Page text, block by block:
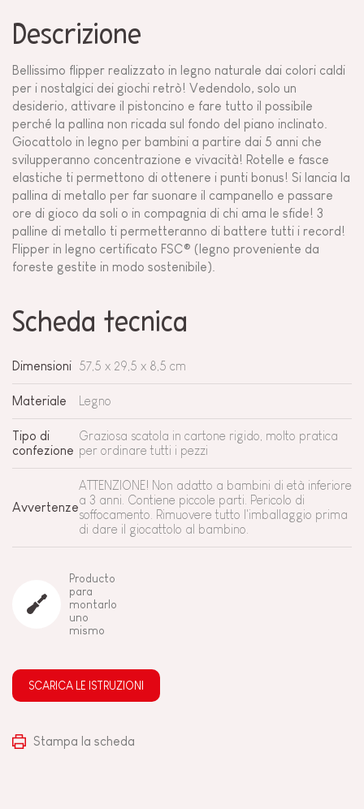
Descrizione
Bellissimo flipper realizzato in legno naturale dai colori caldi
per i nostalgici dei giochi retrò! Vedendolo, solo un
desiderio, attivare il pistoncino e fare tutto il possibile
perché la pallina non ricada sul fondo del piano inclinato.
Giocattolo in legno per bambini a partire dai 5 anni che
svilupperanno concentrazione e vivacità! Rotelle e fasce
elastiche ti permettono di ottenere i punti bonus! Si lancia la
pallina di metallo per far suonare il campanello e passare
ore di gioco da soli o in compagnia di chi ama le sfide! 3
palline di metallo ti permetteranno di battere tutti i record!
Flipper in legno certificato FSC® (legno proveniente da
foreste gestite in modo sostenibile).
Scheda tecnica
Dimensioni 57,5 x 29,5 x 8,5 cm
Materiale Legno
Tipo di
confezione
Graziosa scatola in cartone rigido, molto pratica
per ordinare tutti i pezzi
Avvertenze
ATTENZIONE! Non adatto a bambini di età inferiore
a 3 anni. Contiene piccole parti. Pericolo di
soffocamento. Rimuovere tutto l'imballaggio prima
di dare il giocattolo al bambino.
Producto
para
montarlo
uno
mismo
SCARICA LE ISTRUZIONI
Stampa la scheda